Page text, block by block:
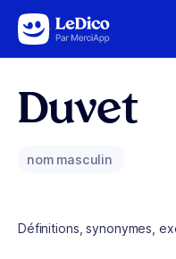
Aller au contenu
Duvet
nom masculin
Définitions, synonymes,